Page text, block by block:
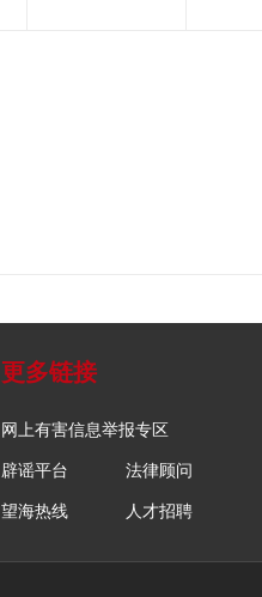
更多链接
网上有害信息举报专区
辟谣平台 法律顾问
望海热线 人才招聘